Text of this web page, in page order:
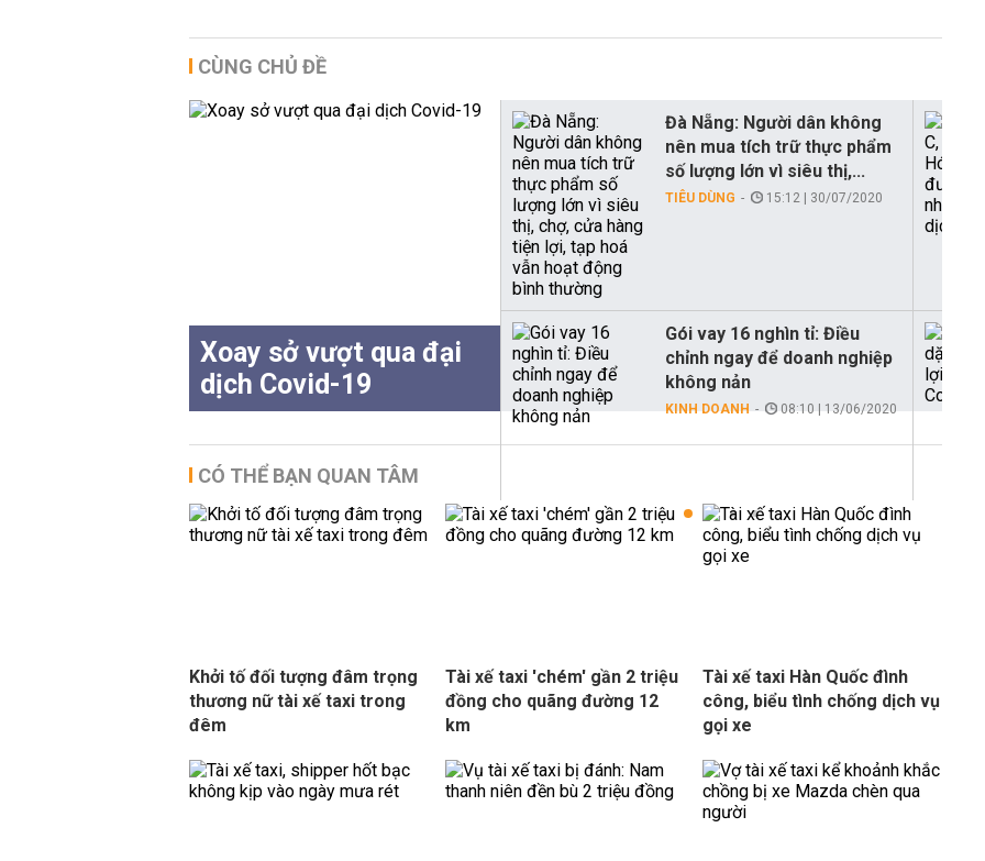
CÙNG CHỦ ĐỀ
Xoay sở vượt qua đại
dịch Covid-19
Đà Nẵng: Người dân không
nên mua tích trữ thực phẩm
số lượng lớn vì siêu thị,...
TIÊU DÙNG 15:12 | 30/07/2020
Gói vay 16 nghìn tỉ: Điều
chỉnh ngay để doanh nghiệp
không nản
KINH DOANH 08:10 | 13/06/2020
CÓ THỂ BẠN QUAN TÂM
Khởi tố đối tượng đâm trọng
thương nữ tài xế taxi trong
đêm
Tài xế taxi 'chém' gần 2 triệu
đồng cho quãng đường 12
km
Tài xế taxi Hàn Quốc đình
công, biểu tình chống dịch vụ
gọi xe